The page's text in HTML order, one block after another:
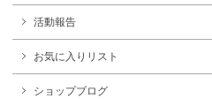
活動報告
お気に入りリスト
ショップブログ